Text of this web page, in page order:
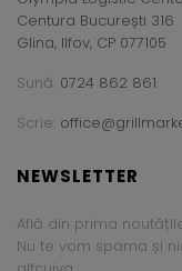
Centura București 316
Glina, Ilfov, CP 077105
Sună: 0724 862 861
Scrie:
NEWSLETTER
Află din prima
Nu te vom spama și